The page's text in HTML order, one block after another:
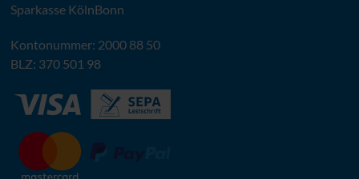
Sparkasse KölnBonn
Kontonummer: 2000 88 50
BLZ: 370 501 98